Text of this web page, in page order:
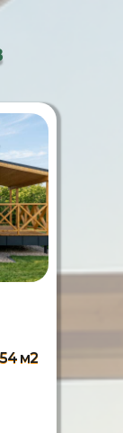
м2